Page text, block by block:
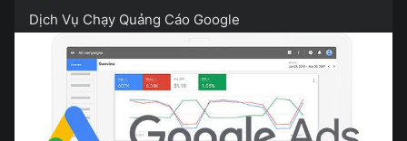
Dịch Vụ Chạy Quảng Cáo Google